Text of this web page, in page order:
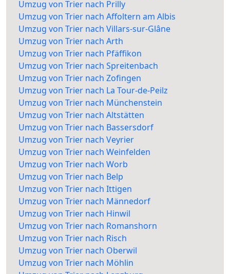
Umzug von Trier nach Prilly
Umzug von Trier nach Affoltern am Albis
Umzug von Trier nach Villars-sur-Glâne
Umzug von Trier nach Arth
Umzug von Trier nach Pfäffikon
Umzug von Trier nach Spreitenbach
Umzug von Trier nach Zofingen
Umzug von Trier nach La Tour-de-Peilz
Umzug von Trier nach Münchenstein
Umzug von Trier nach Altstätten
Umzug von Trier nach Bassersdorf
Umzug von Trier nach Veyrier
Umzug von Trier nach Weinfelden
Umzug von Trier nach Worb
Umzug von Trier nach Belp
Umzug von Trier nach Ittigen
Umzug von Trier nach Männedorf
Umzug von Trier nach Hinwil
Umzug von Trier nach Romanshorn
Umzug von Trier nach Risch
Umzug von Trier nach Oberwil
Umzug von Trier nach Möhlin